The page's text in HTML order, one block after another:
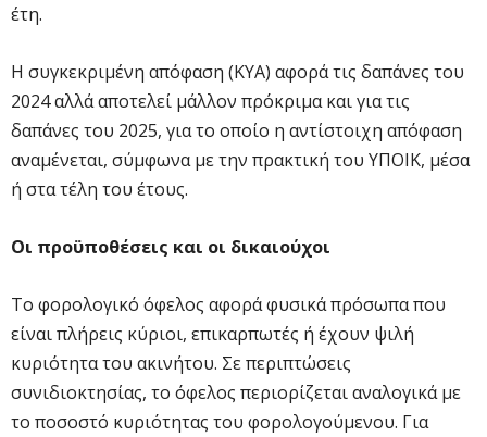
έτη.
Η συγκεκριμένη απόφαση (ΚΥΑ) αφορά τις δαπάνες του
2024 αλλά αποτελεί μάλλον πρόκριμα και για τις
δαπάνες του 2025, για το οποίο η αντίστοιχη απόφαση
αναμένεται, σύμφωνα με την πρακτική του ΥΠΟΙΚ, μέσα
ή στα τέλη του έτους.
Οι προϋποθέσεις και οι δικαιούχοι
Το φορολογικό όφελος αφορά φυσικά πρόσωπα που
είναι πλήρεις κύριοι, επικαρπωτές ή έχουν ψιλή
κυριότητα του ακινήτου. Σε περιπτώσεις
συνιδιοκτησίας, το όφελος περιορίζεται αναλογικά με
το ποσοστό κυριότητας του φορολογούμενου. Για